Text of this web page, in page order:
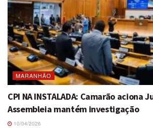
MARANHÃO
CPI NA INSTALADA: Camarão aciona
Assembleia mantém investigação
10/04/2026